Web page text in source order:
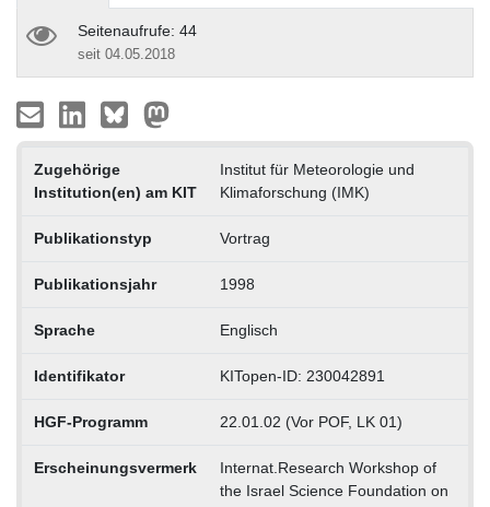
Seitenaufrufe: 44
seit 04.05.2018
Zugehörige
Institution(en) am KIT
Institut für Meteorologie und
Klimaforschung (IMK)
Publikationstyp Vortrag
Publikationsjahr 1998
Sprache Englisch
Identifikator KITopen-ID: 230042891
HGF-Programm 22.01.02 (Vor POF, LK 01)
Erscheinungsvermerk
Internat.Research Workshop of
the Israel Science Foundation on